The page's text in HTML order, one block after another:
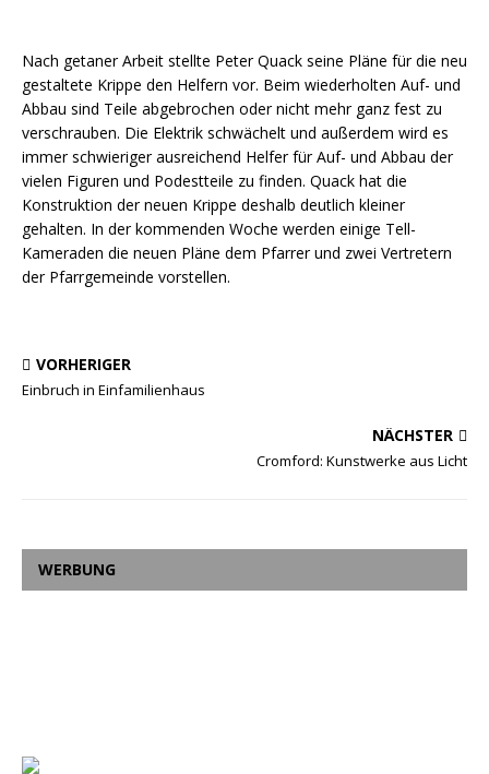
Nach getaner Arbeit stellte Peter Quack seine Pläne für die neu
gestaltete Krippe den Helfern vor. Beim wiederholten Auf- und
Abbau sind Teile abgebrochen oder nicht mehr ganz fest zu
verschrauben. Die Elektrik schwächelt und außerdem wird es
immer schwieriger ausreichend Helfer für Auf- und Abbau der
vielen Figuren und Podestteile zu finden. Quack hat die
Konstruktion der neuen Krippe deshalb deutlich kleiner
gehalten. In der kommenden Woche werden einige Tell-
Kameraden die neuen Pläne dem Pfarrer und zwei Vertretern
der Pfarrgemeinde vorstellen.
VORHERIGER
Einbruch in Einfamilienhaus
NÄCHSTER
Cromford: Kunstwerke aus Licht
WERBUNG